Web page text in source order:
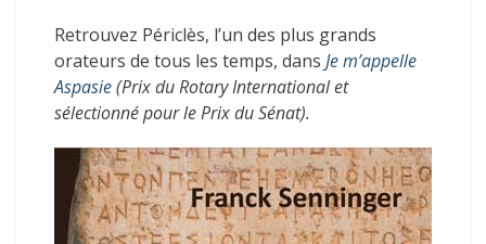
Retrouvez Périclès, l’un des plus grands
orateurs de tous les temps, dans Je m’appelle
Aspasie(Prix du Rotary International et
sélectionné pour le Prix du Sénat).